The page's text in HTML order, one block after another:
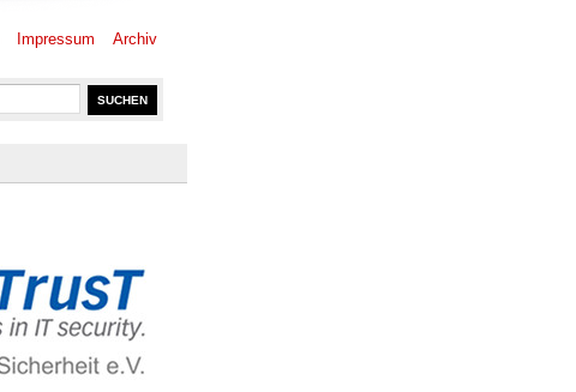
Impressum Archiv